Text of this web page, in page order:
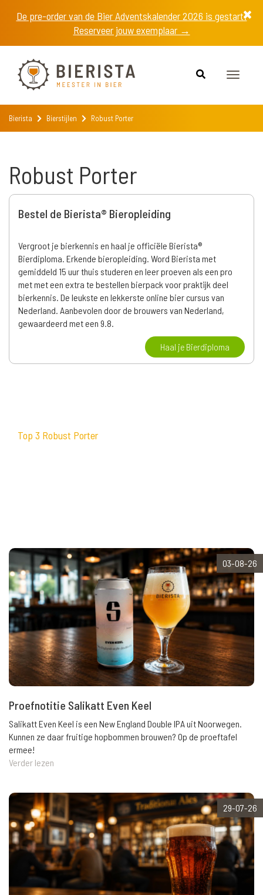
De pre-order van de Bier Adventskalender 2026 is gestart!
Reserveer jouw exemplaar →
Toggle
Bierista Bierstijlen Robust Porter
Robust Porter
Bestel de Bierista® Bieropleiding
Vergroot je bierkennis en haal je officiële Bierista®
Bierdiploma. Erkende bieropleiding. Word Bierista met
gemiddeld 15 uur thuis studeren en leer proeven als een pro
met met een extra te bestellen bierpack voor praktijk deel
bierkennis. De leukste en lekkerste online bier cursus van
Nederland. Aanbevolen door de brouwers van Nederland,
gewaardeerd met een 9.8.
Haal je Bierdiploma
Top 3 Robust Porter
03-08-26
Proefnotitie Salikatt Even Keel
Salikatt Even Keel is een New England Double IPA uit Noorwegen.
Kunnen ze daar fruitige hopbommen brouwen? Op de proeftafel
ermee!
Verder lezen
29-07-26